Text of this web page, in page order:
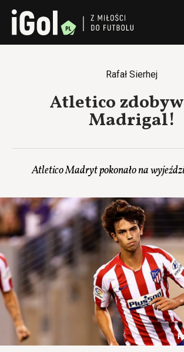
Rafał Sierhej
Atletico
Madrigal!
Atletico Madryt pokonało na